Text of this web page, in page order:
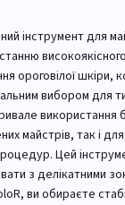
інструмент для
ороговілої шкіри,
вибором для
використання
майстрів, так і
Цей
з делікатними
ви обираєте